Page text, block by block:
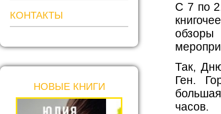
КОНТАКТЫ
НОВЫЕ КНИГИ
С 7 по
Так,
Ген.
часов.